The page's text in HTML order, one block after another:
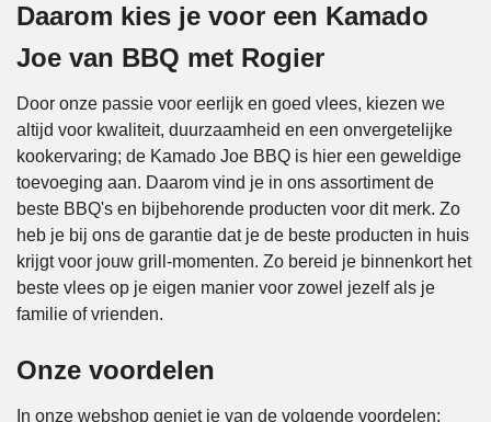
Daarom kies je voor een Kamado
Joe van BBQ met Rogier
Door onze passie voor eerlijk en goed vlees, kiezen we
altijd voor kwaliteit, duurzaamheid en een onvergetelijke
kookervaring; de Kamado Joe BBQ is hier een geweldige
toevoeging aan. Daarom vind je in ons assortiment de
beste BBQ's en bijbehorende producten voor dit merk. Zo
heb je bij ons de garantie dat je de beste producten in huis
krijgt voor jouw grill-momenten. Zo bereid je binnenkort het
beste vlees op je eigen manier voor zowel jezelf als je
familie of vrienden.
Onze voordelen
In onze webshop geniet je van de volgende voordelen: